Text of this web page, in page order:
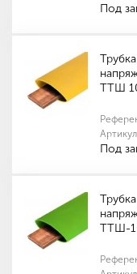
Под
ТТШ
Под
ТТШ-